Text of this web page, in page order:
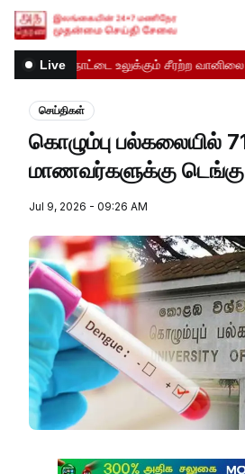
Liveநாட்டை உலுக்கும் சீரற்ற வானிலை
செய்திகள்
கொழும்பு பல்கலையில் 71
மாணவர்களுக்கு டெங்கு
Jul 9, 2026 - 09:26 AM